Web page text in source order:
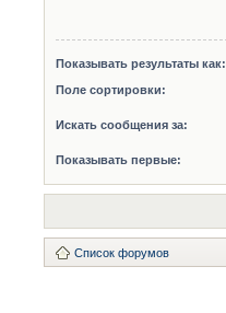
Показывать результаты как:
Поле сортировки:
Искать сообщения за:
Показывать первые:
Список форумов